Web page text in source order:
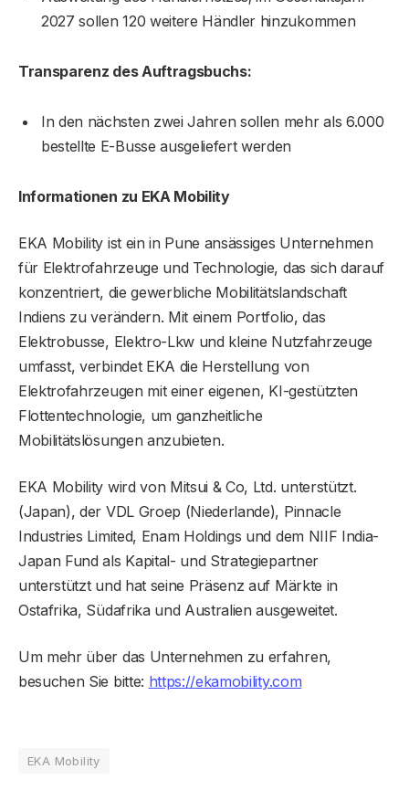
2027 sollen 120 weitere Händler hinzukommen
Transparenz des Auftragsbuchs:
In den nächsten zwei Jahren sollen mehr als 6.000
bestellte E-Busse ausgeliefert werden
Informationen zu EKA Mobility
EKA Mobility ist ein in Pune ansässiges Unternehmen
für Elektrofahrzeuge und Technologie, das sich darauf
konzentriert, die gewerbliche Mobilitätslandschaft
Indiens zu verändern. Mit einem Portfolio, das
Elektrobusse, Elektro-Lkw und kleine Nutzfahrzeuge
umfasst, verbindet EKA die Herstellung von
Elektrofahrzeugen mit einer eigenen, KI-gestützten
Flottentechnologie, um ganzheitliche
Mobilitätslösungen anzubieten.
EKA Mobility wird von Mitsui & Co, Ltd. unterstützt.
(Japan), der VDL Groep (Niederlande), Pinnacle
Industries Limited, Enam Holdings und dem NIIF India-
Japan Fund als Kapital- und Strategiepartner
unterstützt und hat seine Präsenz auf Märkte in
Ostafrika, Südafrika und Australien ausgeweitet.
Um mehr über das Unternehmen zu erfahren,
besuchen Sie bitte: https://ekamobility.com
EKA Mobility